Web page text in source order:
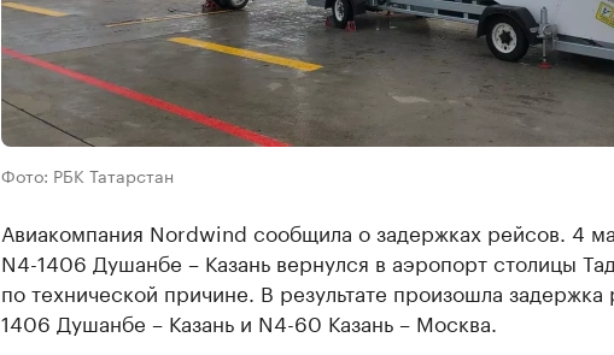
Фото: РБК Татарстан
Авиакомпания Nordwind сообщила о задержках рейсов. 4
N4-1406 Душанбе – Казань вернулся в аэропорт столицы
по технической причине. В результате произошла
1406 Душанбе – Казань и N4-60 Казань – Москва.